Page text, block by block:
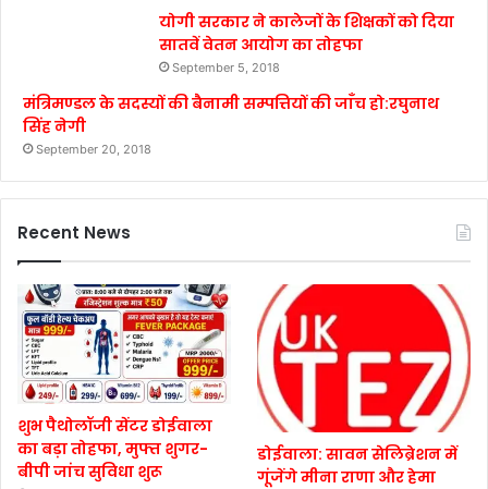
योगी सरकार ने कालेजों के शिक्षकों को दिया
सातवें वेतन आयोग का तोहफा
September 5, 2018
मंत्रिमण्डल के सदस्यों की बैनामी सम्पत्तियों की जाँच हो:रघुनाथ
सिंह नेगी
September 20, 2018
Recent News
शुभ पैथोलॉजी सेंटर डोईवाला
का बड़ा तोहफा, मुफ्त शुगर-
बीपी जांच सुविधा शुरू
डोईवाला: सावन सेलिब्रेशन में
गूंजेंगे मीना राणा और हेमा